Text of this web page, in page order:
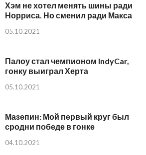
Хэм не хотел менять шины ради
Норриса. Но сменил ради Макса
05.10.2021
Палоу стал чемпионом IndyCar,
гонку выиграл Херта
05.10.2021
Мазепин: Мой первый круг был
сродни победе в гонке
04.10.2021